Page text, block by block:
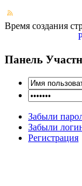
Время создания
Панель
Забыли
Забыли
Регистрация